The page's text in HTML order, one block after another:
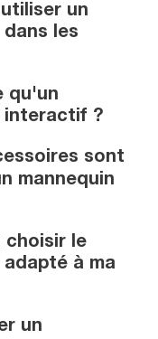
un
les
qu'un
interactif ?
sont
mannequin
choisir le
à ma
un